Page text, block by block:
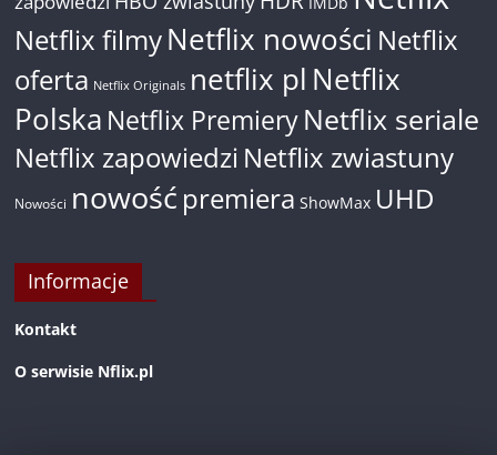
Netflix filmyNetflix nowości Netflix
oferta Netflix Originals netflix pl Netflix
Polska Netflix PremieryNetflix seriale
Netflix zapowiedzi Netflix zwiastuny
Nowości nowość premiera ShowMax UHD
Informacje
Kontakt
O serwisie Nflix.pl